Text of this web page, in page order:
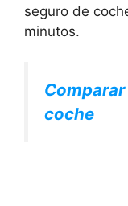
seguro de
minutos.
coche